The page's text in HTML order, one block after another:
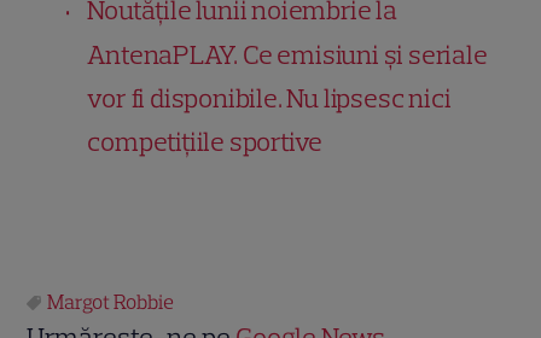
Noutățile lunii noiembrie la
AntenaPLAY. Ce emisiuni și seriale
vor fi disponibile. Nu lipsesc nici
competițiile sportive
Margot Robbie